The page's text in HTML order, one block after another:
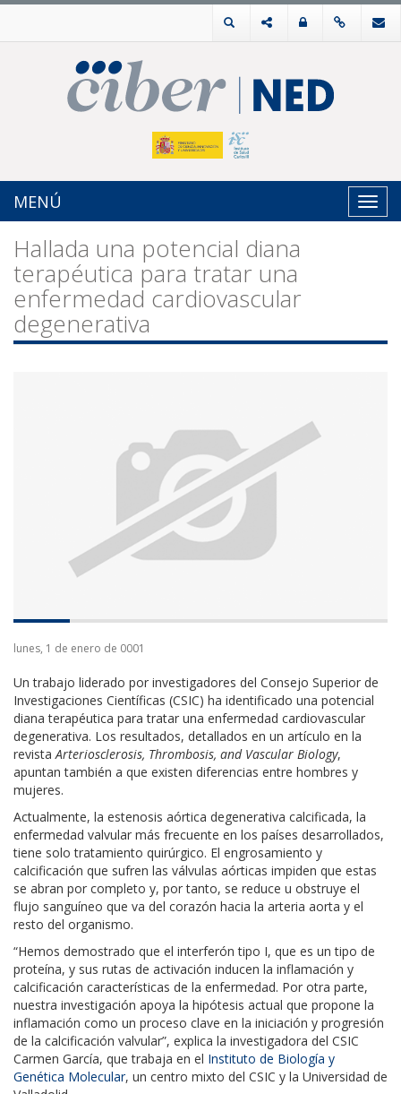
MENÚ
Hallada una potencial diana
terapéutica para tratar una
enfermedad cardiovascular
degenerativa
lunes, 1 de enero de 0001
Un trabajo liderado por investigadores del Consejo Superior de
Investigaciones Científicas (CSIC) ha identificado una potencial
diana terapéutica para tratar una enfermedad cardiovascular
degenerativa. Los resultados, detallados en un artículo en la
revistaArteriosclerosis, Thrombosis, and Vascular Biology,
apuntan también a que existen diferencias entre hombres y
mujeres.
Actualmente, la estenosis aórtica degenerativa calcificada, la
enfermedad valvular más frecuente en los países desarrollados,
tiene solo tratamiento quirúrgico. El engrosamiento y
calcificación que sufren las válvulas aórticas impiden que estas
se abran por completo y, por tanto, se reduce u obstruye el
flujo sanguíneo que va del corazón hacia la arteria aorta y el
resto del organismo.
“Hemos demostrado que el interferón tipo I, que es un tipo de
proteína, y sus rutas de activación inducen la inflamación y
calcificación características de la enfermedad. Por otra parte,
nuestra investigación apoya la hipótesis actual que propone la
inflamación como un proceso clave en la iniciación y progresión
de la calcificación valvular”, explica la investigadora del CSIC
Carmen García, que trabaja en el Instituto de Biología y
Genética Molecular, un centro mixto del CSIC y la Universidad de